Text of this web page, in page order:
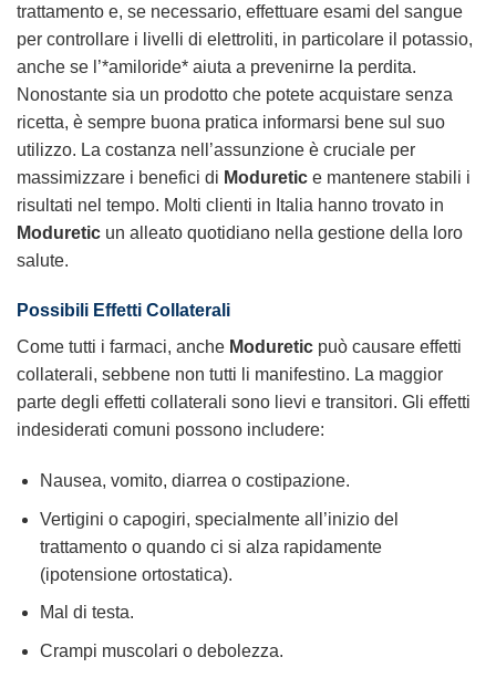
trattamento e, se necessario, effettuare esami del sangue
per controllare i livelli di elettroliti, in particolare il potassio,
anche se l’*amiloride* aiuta a prevenirne la perdita.
Nonostante sia un prodotto che potete acquistare senza
ricetta, è sempre buona pratica informarsi bene sul suo
utilizzo. La costanza nell’assunzione è cruciale per
massimizzare i benefici di Moduretic e mantenere stabili i
risultati nel tempo. Molti clienti in Italia hanno trovato in
Moduretic un alleato quotidiano nella gestione della loro
salute.
Possibili Effetti Collaterali
Come tutti i farmaci, anche Moduretic può causare effetti
collaterali, sebbene non tutti li manifestino. La maggior
parte degli effetti collaterali sono lievi e transitori. Gli effetti
indesiderati comuni possono includere:
Nausea, vomito, diarrea o costipazione.
Vertigini o capogiri, specialmente all’inizio del
trattamento o quando ci si alza rapidamente
(ipotensione ortostatica).
Mal di testa.
Crampi muscolari o debolezza.